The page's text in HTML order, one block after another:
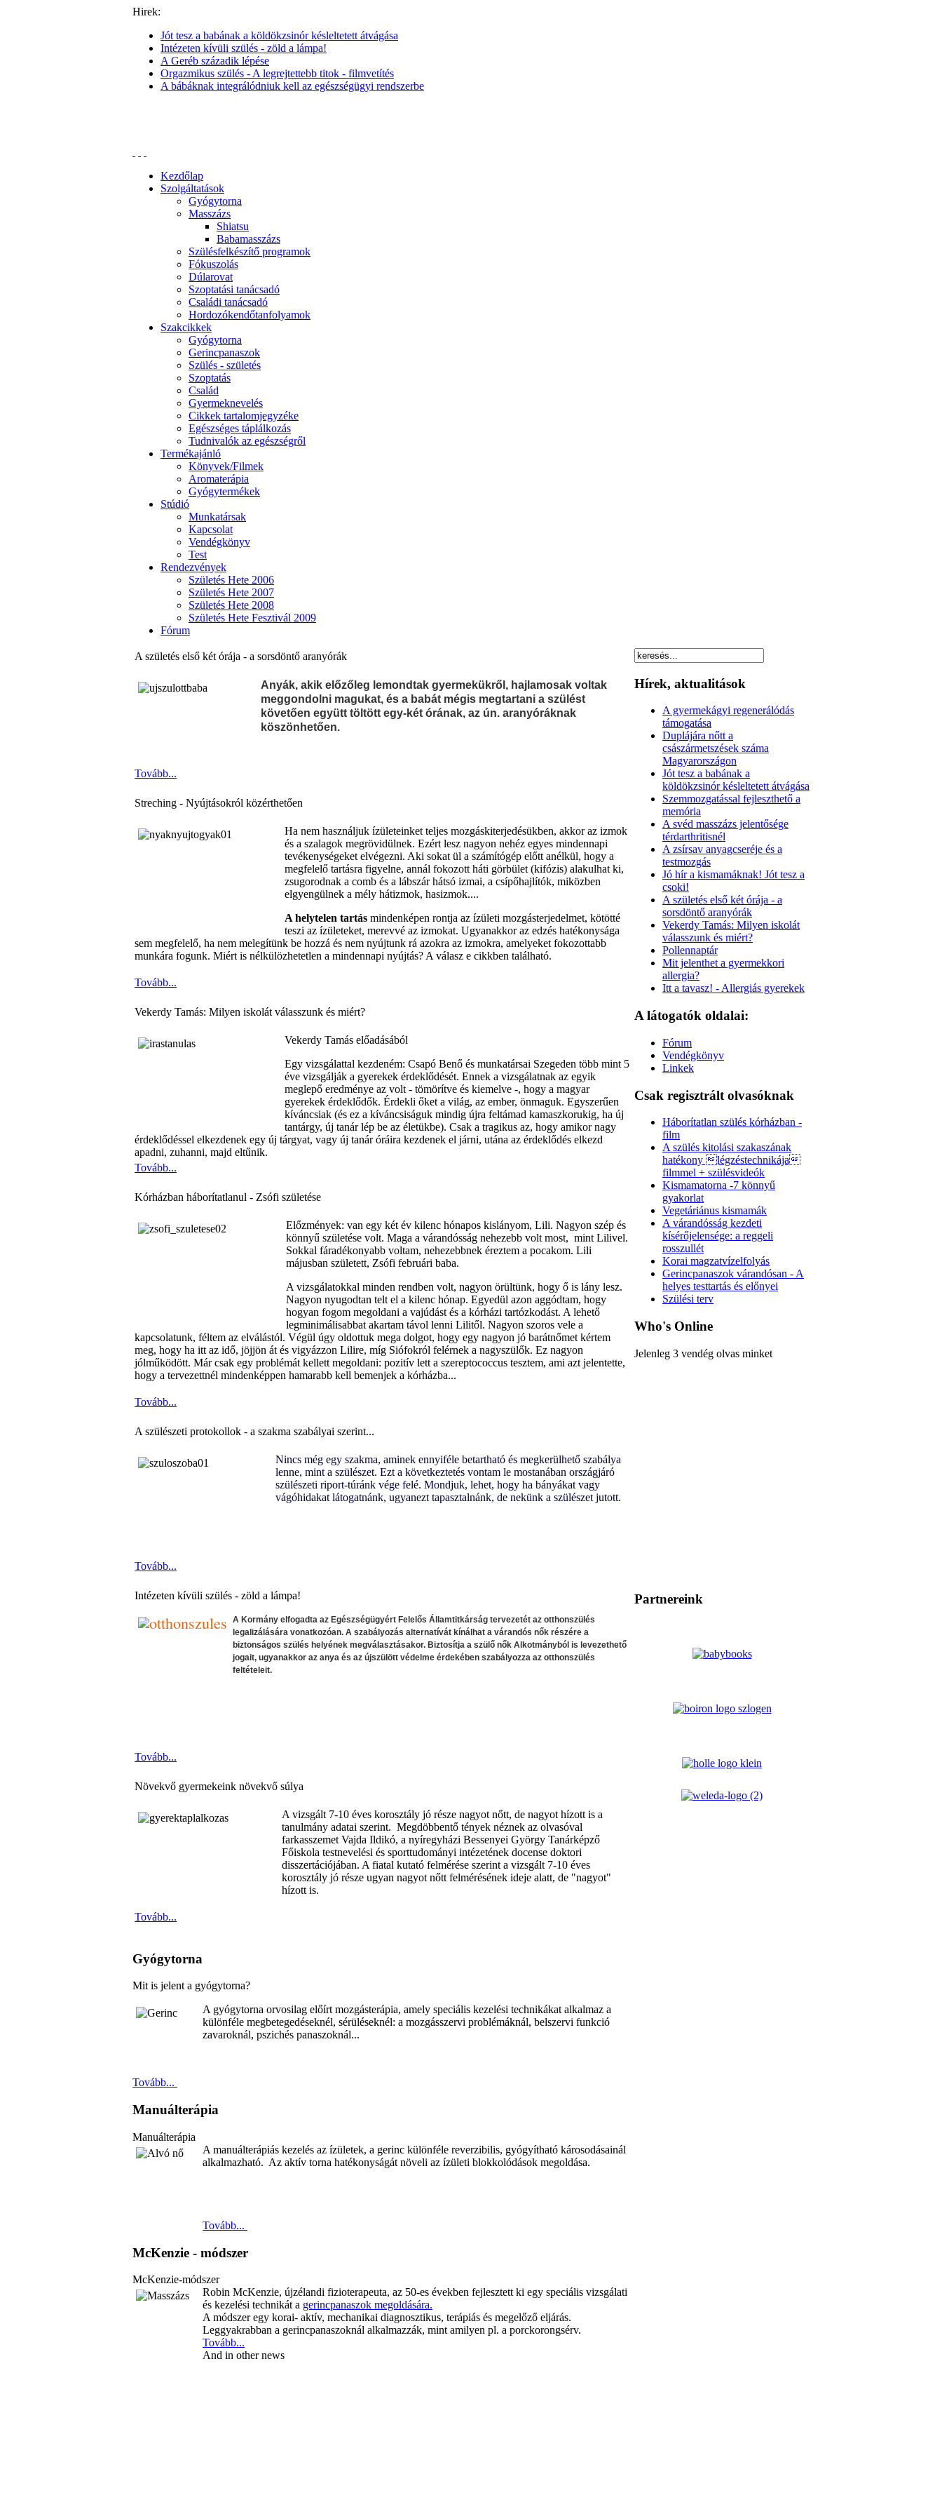
Hirek:
Jót tesz a babának a köldökzsinór késleltetett átvágása
Intézeten kívüli szülés - zöld a lámpa!
A Geréb századik lépése
Orgazmikus szülés - A legrejtettebb titok - filmvetítés
A bábáknak integrálódniuk kell az egészségügyi rendszerbe
Kezdőlap
Szolgáltatások
Gyógytorna
Masszázs
Shiatsu
Babamasszázs
Szülésfelkészítő programok
Fókuszolás
Dúlarovat
Szoptatási tanácsadó
Családi tanácsadó
Hordozókendőtanfolyamok
Szakcikkek
Gyógytorna
Gerincpanaszok
Szülés - születés
Szoptatás
Család
Gyermeknevelés
Cikkek tartalomjegyzéke
Egészséges táplálkozás
Tudnivalók az egészségről
Termékajánló
Könyvek/Filmek
Aromaterápia
Gyógytermékek
Stúdió
Munkatársak
Kapcsolat
Vendégkönyv
Test
Rendezvények
Születés Hete 2006
Születés Hete 2007
Születés Hete 2008
Születés Hete Fesztivál 2009
Fórum
A születés első két órája - a sorsdöntő aranyórák
Anyák, akik előzőleg lemondtak gyermekükről, hajlamosak voltak
meggondolni magukat, és a babát mégis megtartani a szülést
követően együtt töltött egy-két órának, az ún. aranyóráknak
köszönhetően.
Tovább...
Streching - Nyújtásokról közérthetően
Ha nem használjuk ízületeinket teljes mozgáskiterjedésükben, akkor az izmok
és a szalagok megrövidülnek. Ezért lesz nagyon nehéz egyes mindennapi
tevékenységeket elvégezni. Aki sokat ül a számítógép előtt anélkül, hogy a
megfelelő tartásra figyelne, annál fokozott háti görbület (kifózis) alakulhat ki,
zsugorodnak a comb és a lábszár hátsó izmai, a csípőhajlítók, miközben
elgyengülnek a mély hátizmok, hasizmok....
A helytelen tartás mindenképen rontja az ízületi mozgásterjedelmet, kötötté
teszi az ízületeket, merevvé az izmokat. Ugyanakkor az edzés hatékonysága
sem megfelelő, ha nem melegítünk be hozzá és nem nyújtunk rá azokra az izmokra, amelyeket fokozottabb
munkára fogunk. Miért is nélkülözhetetlen a mindennapi nyújtás? A válasz e cikkben található.
Tovább...
Vekerdy Tamás: Milyen iskolát válasszunk és miért?
Vekerdy Tamás előadásából
Egy vizsgálattal kezdeném: Csapó Benő és munkatársai Szegeden több mint 5
éve vizsgálják a gyerekek érdeklődését. Ennek a vizsgálatnak az egyik
meglepő eredménye az volt - tömörítve és kiemelve -, hogy a magyar
gyerekek érdeklődők. Érdekli őket a világ, az ember, önmaguk. Egyszerűen
kíváncsiak (és ez a kíváncsiságuk mindig újra feltámad kamaszkorukig, ha új
tantárgy, új tanár lép be az életükbe). Csak a tragikus az, hogy amikor nagy
érdeklődéssel elkezdenek egy új tárgyat, vagy új tanár óráira kezdenek el járni, utána az érdeklődés elkezd
apadni, zuhanni, majd eltűnik.
Tovább...
Kórházban háborítatlanul - Zsófi születése
Előzmények: van egy két év kilenc hónapos kislányom, Lili. Nagyon szép és
könnyű születése volt. Maga a várandósság nehezebb volt most, mint Lilivel.
Sokkal fáradékonyabb voltam, nehezebbnek éreztem a pocakom. Lili
májusban született, Zsófi februári baba.
A vizsgálatokkal minden rendben volt, nagyon örültünk, hogy ő is lány lesz.
Nagyon nyugodtan telt el a kilenc hónap. Egyedül azon aggódtam, hogy
hogyan fogom megoldani a vajúdást és a kórházi tartózkodást. A lehető
legminimálisabbat akartam távol lenni Lilitől. Nagyon szoros vele a
kapcsolatunk, féltem az elválástól. Végül úgy oldottuk mega dolgot, hogy egy nagyon jó barátnőmet kértem
meg, hogy ha itt az idő, jöjjön át és vigyázzon Lilire, míg Siófokról felérnek a nagyszülők. Ez nagyon
jólműködött. Már csak egy problémát kellett megoldani: pozitív lett a szereptococcus tesztem, ami azt jelentette,
hogy a tervezettnél mindenképpen hamarabb kell bemenjek a kórházba...
Tovább...
A szülészeti protokollok - a szakma szabályai szerint...
Nincs még egy szakma, aminek ennyiféle betartható és megkerülhető szabálya
lenne, mint a szülészet. Ezt a következtetés vontam le mostanában országjáró
szülészeti riport-túránk vége felé. Mondjuk, lehet, hogy ha bányákat vagy
vágóhidakat látogatnánk, ugyanezt tapasztalnánk, de nekünk a szülészet jutott.
Tovább...
Intézeten kívüli szülés - zöld a lámpa!
A Kormány elfogadta az Egészségügyért Felelős Államtitkárság tervezetét az otthonszülés
legalizálására vonatkozóan. A szabályozás alternatívát kínálhat a várandós nők részére a
biztonságos szülés helyének megválasztásakor. Biztosítja a szülő nők Alkotmányból is levezethető
jogait, ugyanakkor az anya és az újszülött védelme érdekében szabályozza az otthonszülés
feltételeit.
Tovább...
Növekvő gyermekeink növekvő súlya
A vizsgált 7-10 éves korosztály jó része nagyot nőtt, de nagyot hízott is a
tanulmány adatai szerint. Megdöbbentő tények néznek az olvasóval
farkasszemet Vajda Ildikó, a nyíregyházi Bessenyei György Tanárképző
Főiskola testnevelési és sporttudományi intézetének docense doktori
disszertációjában. A fiatal kutató felmérése szerint a vizsgált 7-10 éves
korosztály jó része ugyan nagyot nőtt felmérésének ideje alatt, de "nagyot"
hízott is.
Tovább...
Gyógytorna
Mit is jelent a gyógytorna?
A gyógytorna orvosilag előírt mozgásterápia, amely speciális kezelési technikákat alkalmaz a
különféle megbetegedéseknél, sérüléseknél: a mozgásszervi problémáknál, belszervi funkció
zavaroknál, pszichés panaszoknál...
Tovább...
Manuálterápia
Manuálterápia
A manuálterápiás kezelés az ízületek, a gerinc különféle reverzibilis, gyógyítható károsodásainál
alkalmazható. Az aktív torna hatékonyságát növeli az ízületi blokkolódások megoldása.
Tovább...
McKenzie - módszer
McKenzie-módszer
Robin McKenzie, újzélandi fizioterapeuta, az 50-es években fejlesztett ki egy speciális vizsgálati
és kezelési technikát a gerincpanaszok megoldására.
A módszer egy korai- aktív, mechanikai diagnosztikus, terápiás és megelőző eljárás.
Leggyakrabban a gerincpanaszoknál alkalmazzák, mint amilyen pl. a porckorongsérv.
Tovább...
And in other news
Hírek, aktualitások
A gyermekágyi regenerálódás
támogatása
Duplájára nőtt a
császármetszések száma
Magyarországon
Jót tesz a babának a
köldökzsinór késleltetett átvágása
Szemmozgatással fejleszthető a
memória
A svéd masszázs jelentősége
térdarthritisnél
A zsírsav anyagcseréje és a
testmozgás
Jó hír a kismamáknak! Jót tesz a
csoki!
A születés első két órája - a
sorsdöntő aranyórák
Vekerdy Tamás: Milyen iskolát
válasszunk és miért?
Pollennaptár
Mit jelenthet a gyermekkori
allergia?
Itt a tavasz! - Allergiás gyerekek
A látogatók oldalai:
Fórum
Vendégkönyv
Linkek
Csak regisztrált olvasóknak
Háborítatlan szülés kórházban -
film
A szülés kitolási szakaszának
hatékony légzéstechnikája
filmmel + szülésvideók
Kismamatorna -7 könnyű
gyakorlat
Vegetáriánus kismamák
A várandósság kezdeti
kísérőjelensége: a reggeli
rosszullét
Korai magzatvízelfolyás
Gerincpanaszok várandósan - A
helyes testtartás és előnyei
Szülési terv
Who's Online
Jelenleg 3 vendég olvas minket
Partnereink